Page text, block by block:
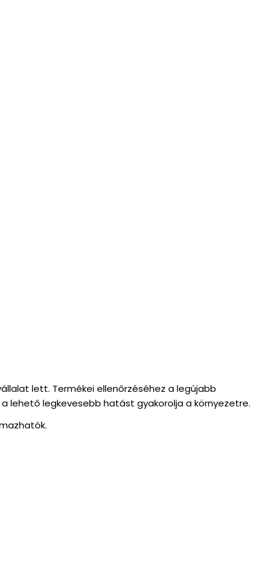
lett. Termékei ellenőrzéséhez a legújabb
lehető legkevesebb hatást gyakorolja a környezetre.